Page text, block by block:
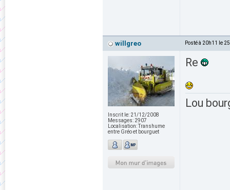
willgreo Posté à 20h11 le
Inscrit le: 21/12/2008
Messages: 2907
Localisation:Transhume
entre Gréo et bourguet
Re
Lou